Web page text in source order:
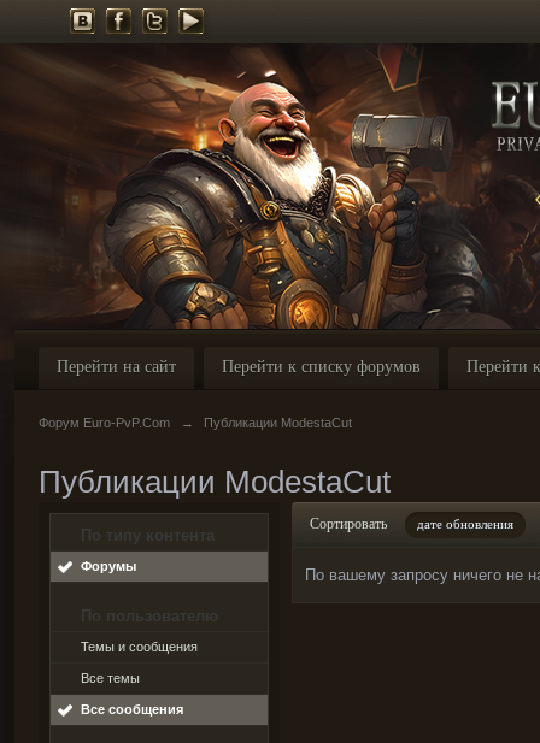
Перейти на сайт Перейти к списку форумов Перейти
Форум Euro-PvP.Com → Публикации ModestaCut
Публикации ModestaCut
По типу контента
Форумы
По пользователю
Темы и сообщения
Все темы
Все сообщения
Сортировать дате обновления
По вашему запросу ничего не